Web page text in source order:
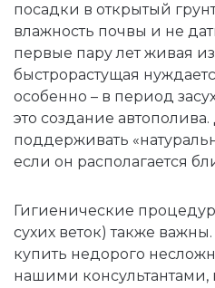
посадки в открытый
влажность почвы и не
первые пару лет живая
быстрорастущая
особенно – в период
это создание
поддерживать
если он располагается
Гигиенические
сухих веток) также
купить недорого
нашими консультантами,